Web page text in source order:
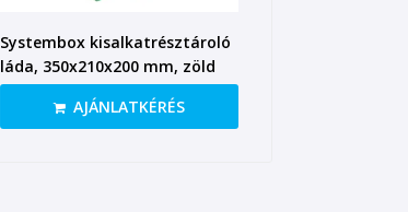
Systembox kisalkatrésztároló
láda, 350x210x200 mm, zöld
AJÁNLATKÉRÉS